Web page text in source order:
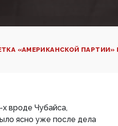
«АМЕРИКАНСКОЙ
вроде Чубайса,
ясно уже после дела